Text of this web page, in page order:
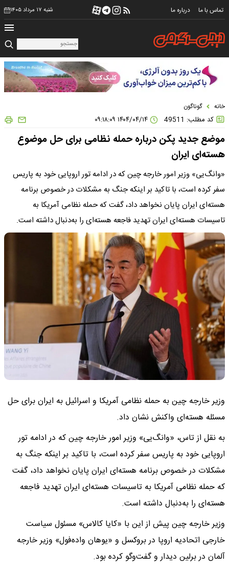
تماس با ما درباره ما شنبه ۱۷ مرداد ۱۴۰۵
خانه گوناگون
کد مطلب: 49511
موضع جدید پکن درباره حمله نظامی برای حل موضوع
هسته‌ای ایران
«وانگ‌یی» وزیر امور خارجه چین که در ادامه تور اروپایی خود به پاریس
سفر کرده است، با تاکید بر اینکه جنگ به مشکلات در خصوص برنامه
هسته‌ای ایران پایان نخواهد داد، گفت که حمله نظامی آمریکا به
تاسیسات هسته‌ای ایران تهدید فاجعه هسته‌ای را به‌دنبال داشته است.
وزیر خارجه چین به حمله نظامی آمریکا و اسرائیل به ایران برای حل
مسئله هسته‌ای واکنش نشان داد‌.
به نقل از تاس، «وانگ‌یی» وزیر امور خارجه چین که در ادامه تور
اروپایی خود به پاریس سفر کرده است، با تاکید بر اینکه جنگ به
مشکلات در خصوص برنامه هسته‌ای ایران پایان نخواهد داد، گفت
که حمله نظامی آمریکا به تاسیسات هسته‌ای ایران تهدید فاجعه
هسته‌ای را به‌دنبال داشته است.
وزیر خارجه چین پیش از این با «کایا کالاس» مسئول سیاست
خارجی اتحادیه اروپا در بروکسل و «یوهان واده‌فول» وزیر خارجه
آلمان در برلین دیدار و گفت‌وگو کرده بود.